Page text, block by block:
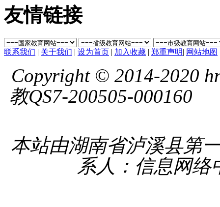
友情链接
联系我们 | 关于我们 | 设为首页 | 加入收藏 | 郑重声明| 网站地图
Copyright © 2014-2020
教QS7-200505-000160
本站由湖南省泸溪县第
系人：信息网络